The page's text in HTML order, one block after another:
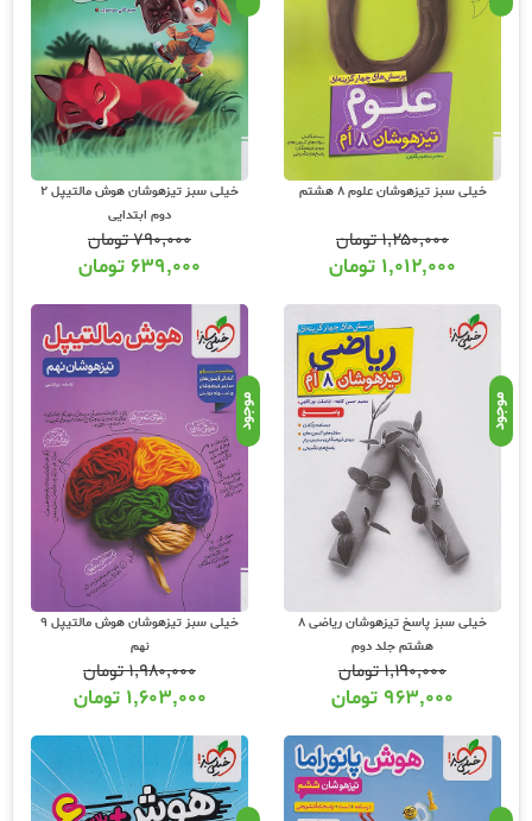
موقعیت بسته سفارشات خود اطلاع پیدا کنید.
خیلی سبز تیزهوشان علوم 8 هشتم
۱,۲۵۰,۰۰۰تومان
۱,۰۱۲,۰۰۰ تومان
خیلی سبز تیزهوشان هوش مالتیپل 2
دوم ابتدایی
۷۹۰,۰۰۰تومان
۶۳۹,۰۰۰ تومان
موجود
خیلی سبز پاسخ تیزهوشان ریاضی 8
هشتم جلد دوم
۱,۱۹۰,۰۰۰تومان
۹۶۳,۰۰۰ تومان
موجود
خیلی سبز تیزهوشان هوش مالتیپل 9
نهم
۱,۹۸۰,۰۰۰تومان
۱,۶۰۳,۰۰۰ تومان